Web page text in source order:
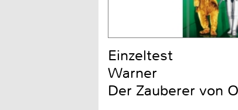
Einzeltest
Warner
Der Zauberer von